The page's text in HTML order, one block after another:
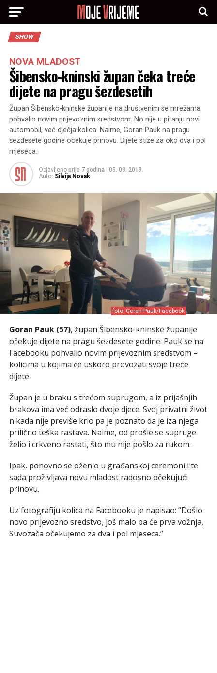
SHOW
NOVA MLADOST
Šibensko-kninski župan čeka treće
dijete na pragu šezdesetih
Župan Šibensko-kninske županije na društvenim se mrežama
pohvalio novim prijevoznim sredstvom. No nije u pitanju novi
automobil, već dječja kolica. Naime, Goran Pauk na pragu
šezdesete godine očekuje prinovu. Dijete stiže za oko dva i pol
mjeseca.
Objavljeno prije 7 godina
05. 03. 2019.
Autor Silvija Novak
foto: Goran Pauk/Facebook
Goran Pauk (57), župan Šibensko-kninske županije
očekuje dijete na pragu šezdesete godine. Pauk se na
Facebooku pohvalio novim prijevoznim sredstvom –
kolicima u kojima će uskoro provozati svoje treće
dijete.
Župan je u braku s trećom suprugom, a iz prijašnjih
brakova ima već odraslo dvoje djece. Svoj privatni život
nikada nije previše krio pa je poznato da je iza njega
prilično teška rastava. Naime, od prošle se supruge
želio i crkveno rastati, što mu nije pošlo za rukom.
Ipak, ponovno se oženio u građanskoj ceremoniji te
sada proživljava novu mladost radosno očekujući
prinovu.
Uz fotografiju kolica na Facebooku je napisao: “Došlo
novo prijevozno sredstvo, još malo pa će prva vožnja,
Suvozača očekujemo za dva i pol mjeseca.”